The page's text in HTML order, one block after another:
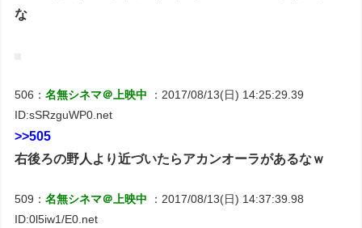
な
506：名無シネマ＠上映中
：2017/08/13(日) 14:25:29.39
ID:sSRzguWP0.net
>>505
右後ろの野人より近づいたらアカンオーラがあるなｗ
509：名無シネマ＠上映中
：2017/08/13(日) 14:37:39.98
ID:0l5iw1/E0.net